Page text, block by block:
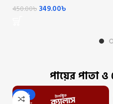
450.00৳ 349.00৳
পায়ের পাতা
-22%